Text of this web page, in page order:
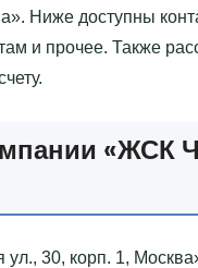
Ниже доступны
и прочее. Также
«‎ЖСК
30, корп. 1,